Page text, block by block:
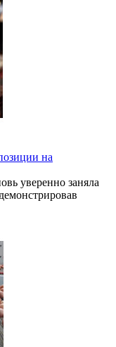
на
уверенно заняла